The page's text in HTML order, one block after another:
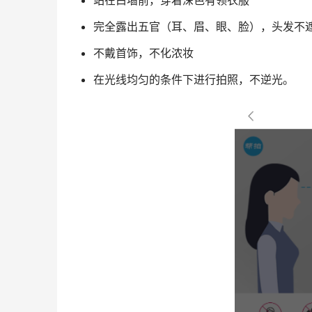
完全露出五官（耳、眉、眼、脸），头发不
不戴首饰，不化浓妆
在光线均匀的条件下进行拍照，不逆光。